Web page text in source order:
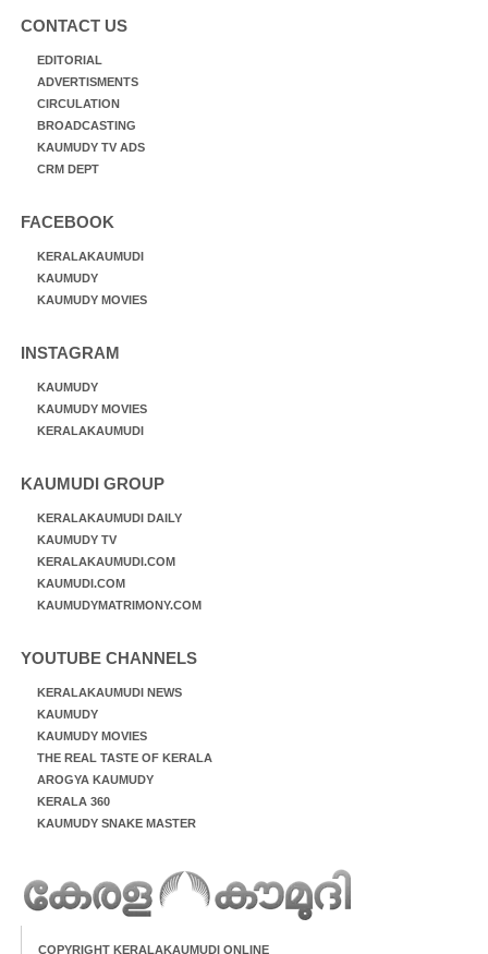
CONTACT US
EDITORIAL
ADVERTISMENTS
CIRCULATION
BROADCASTING
KAUMUDY TV ADS
CRM DEPT
FACEBOOK
KERALAKAUMUDI
KAUMUDY
KAUMUDY MOVIES
INSTAGRAM
KAUMUDY
KAUMUDY MOVIES
KERALAKAUMUDI
KAUMUDI GROUP
KERALAKAUMUDI DAILY
KAUMUDY TV
KERALAKAUMUDI.COM
KAUMUDI.COM
KAUMUDYMATRIMONY.COM
YOUTUBE CHANNELS
KERALAKAUMUDI NEWS
KAUMUDY
KAUMUDY MOVIES
THE REAL TASTE OF KERALA
AROGYA KAUMUDY
KERALA 360
KAUMUDY SNAKE MASTER
COPYRIGHT KERALAKAUMUDI ONLINE